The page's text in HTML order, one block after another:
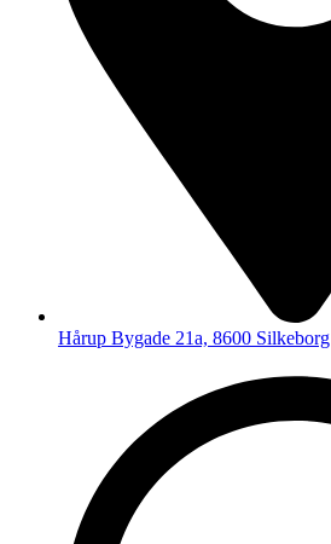
Hårup Bygade 21a, 8600 Silkeborg